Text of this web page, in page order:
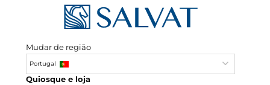
Mudar de região
Portugal
Quiosque e loja